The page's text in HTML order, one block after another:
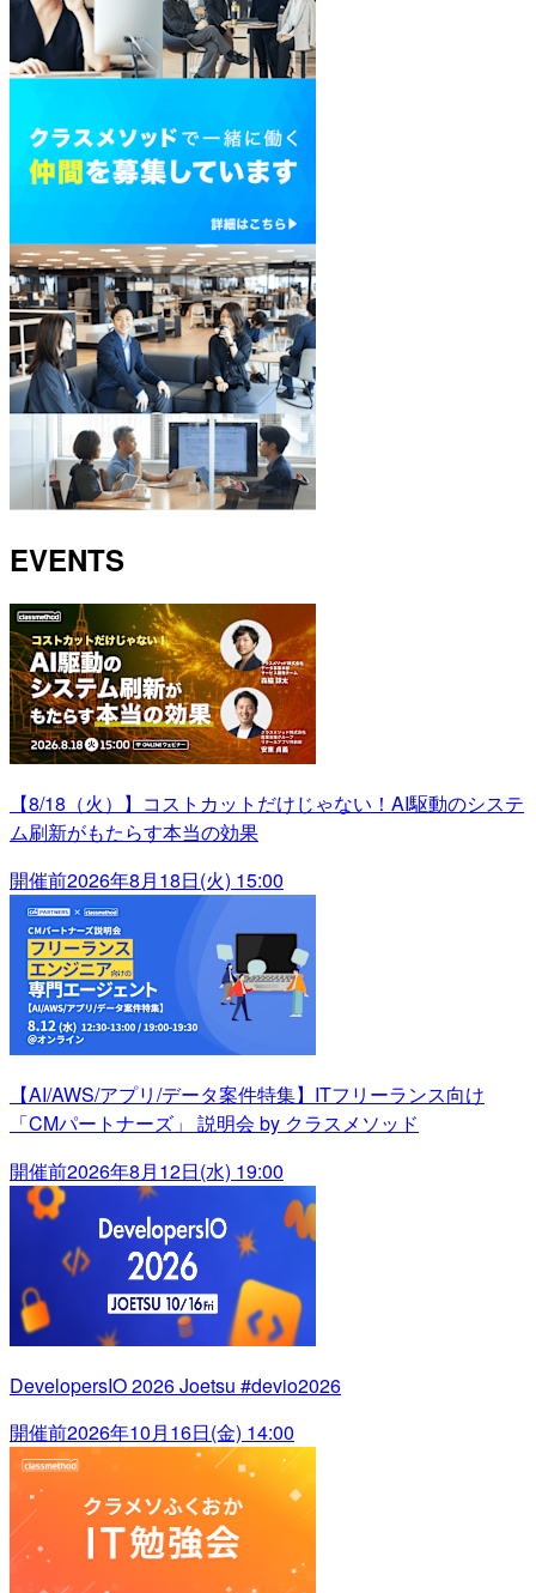
EVENTS
【8/18（火）】コストカットだけじゃない！AI駆動のシステ
ム刷新がもたらす本当の効果
開催前2026年8月18日(火) 15:00
【AI/AWS/アプリ/データ案件特集】ITフリーランス向け
「CMパートナーズ」 説明会 by クラスメソッド
開催前2026年8月12日(水) 19:00
DevelopersIO 2026 Joetsu #devio2026
開催前2026年10月16日(金) 14:00